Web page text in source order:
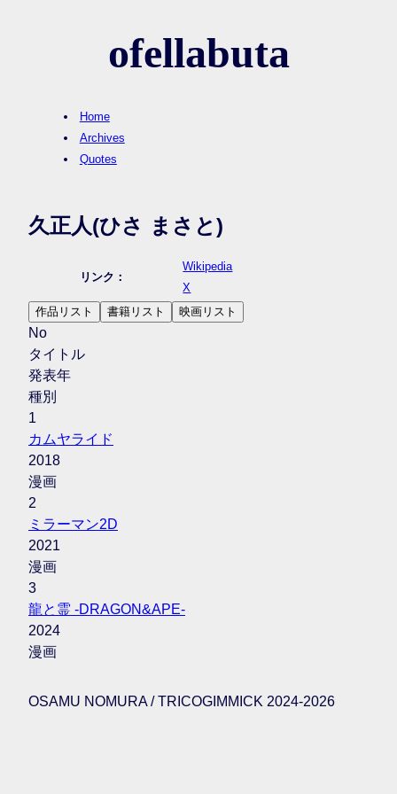
ofellabuta
Home
Archives
Quotes
久正人(ひさ まさと)
リンク：
Wikipedia
X
作品リスト
書籍リスト 映画リスト
No
タイトル
発表年
種別
1
カムヤライド
2018
漫画
2
ミラーマン2D
2021
漫画
3
龍と霊 -DRAGON&APE-
2024
漫画
OSAMU NOMURA / TRICOGIMMICK 2024-2026